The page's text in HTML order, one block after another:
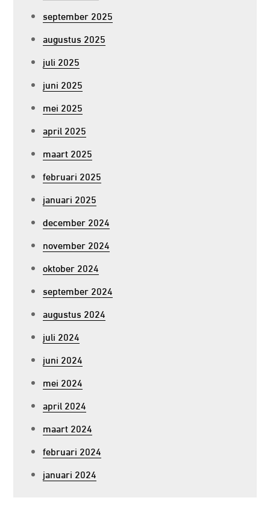
september 2025
augustus 2025
juli 2025
juni 2025
mei 2025
april 2025
maart 2025
februari 2025
januari 2025
december 2024
november 2024
oktober 2024
september 2024
augustus 2024
juli 2024
juni 2024
mei 2024
april 2024
maart 2024
februari 2024
januari 2024